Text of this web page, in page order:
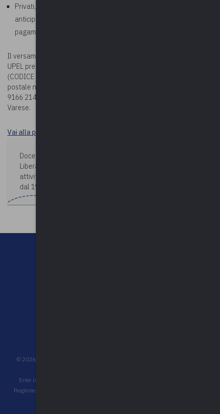
Privati, aziende, studi professionali: richiesto pagamento
anticipato. In fase di iscrizione corso, allegare la ricevuta di
pagamento.
Il versamento della quota potrà essere effettuato sul c/c bancario
UPEL presso BPER BANCA – Via Vittorio Veneto 2 – Varese
(CODICE IBAN: IT78G0538710804000042439240) oppure sul c/c
postale n. 19166214 (CODICE IBAN: IT63 U076 0110 8000 0001
9166 214), entrambi intestati a Upel – Via Como n. 40 – 21100
Varese.
Vai alla pagina Durc e tracciabilità
Docente:
Libera professionista e consulente previdenziale, svolge
attività di docenza in materia previdenziale pensionistica
dal 1977.
© 2026UPEL Unione Provinciale Enti Locali - C.F. 80009680127 - P.IVA
Ente iscritto all'albo degli operatori accreditati per la formazione della
Regione Lombardia, ai sensi della d.g.r. n. 6696 del 18/07/2022 e decreti